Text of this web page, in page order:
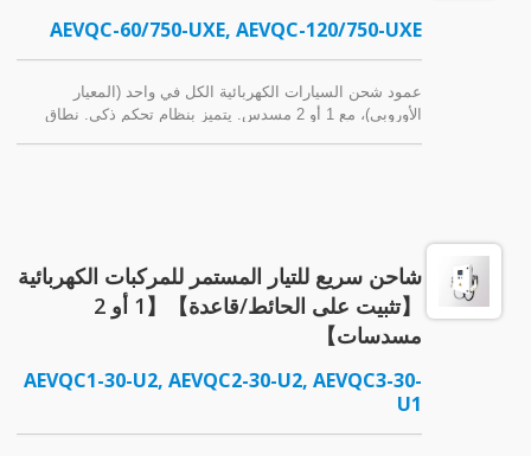
AEVQC-60/750-UXE, AEVQC-120/750-UXE
عمود شحن السيارات الكهربائية الكل في واحد (المعيار
الأوروبي)، مع 1 أو 2 مسدس. يتميز بنظام تحكم ذكي. نطاق
شاحن سريع للتيار المستمر للمركبات الكهربائية
【تثبيت على الحائط/قاعدة】【1 أو 2
مسدسات】
AEVQC1-30-U2, AEVQC2-30-U2, AEVQC3-30-
U1